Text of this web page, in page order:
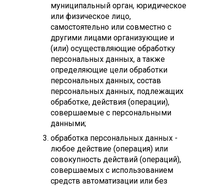
муниципальный орган, юридическое
или физическое лицо,
самостоятельно или совместно с
другими лицами организующие и
(или) осуществляющие обработку
персональных данных, а также
определяющие цели обработки
персональных данных, состав
персональных данных, подлежащих
обработке, действия (операции),
совершаемые с персональными
данными;
обработка персональных данных -
любое действие (операция) или
совокупность действий (операций),
совершаемых с использованием
средств автоматизации или без